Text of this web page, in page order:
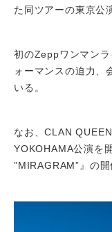
た同ツアーの東京公
初のZeppワンマン
ォーマンスの迫力、
いる。
なお、CLAN
YOKOHAMA公演を
”MIRAGRAM”』の